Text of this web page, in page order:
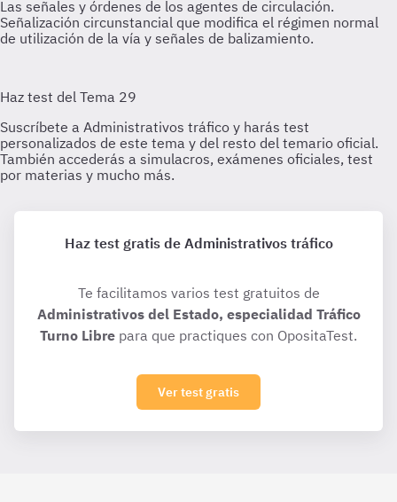
Haz test gratis de Administrativos tráfico
Te facilitamos varios test gratuitos de
Administrativos del Estado, especialidad Tráfico
Turno Libre para que practiques con OpositaTest.
Ver test gratis